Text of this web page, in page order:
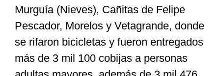
Murguía (Nieves), Cañitas de Felipe
Pescador, Morelos y Vetagrande, donde
se rifaron bicicletas y fueron entregados
más de 3 mil 100 cobijas a personas